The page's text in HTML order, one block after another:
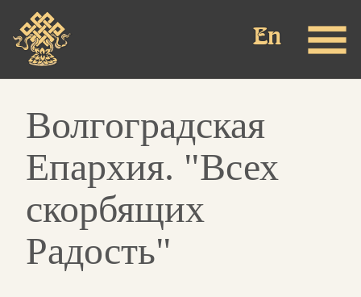
основному
содержанию
Волгоградская
Епархия. "Всех
скорбящих
Радость"